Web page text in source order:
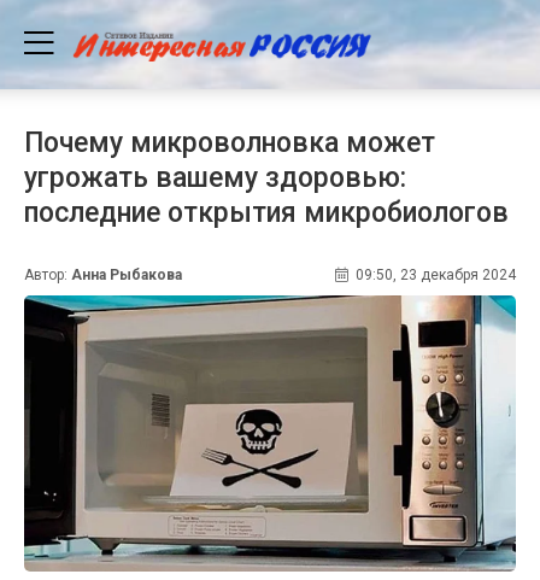
Почему микроволновка может
угрожать вашему здоровью:
последние открытия микробиологов
Автор: Анна Рыбакова 09:50, 23 декабря 2024